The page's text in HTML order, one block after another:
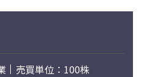
売買単位：100株